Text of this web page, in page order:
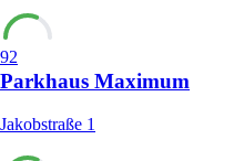
92
Parkhaus Maximum
Jakobstraße 1